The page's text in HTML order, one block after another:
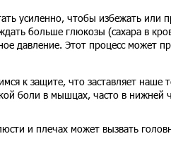
усиленно, чтобы избежать или
больше глюкозы (сахара в
давление. Этот процесс может
к защите, что заставляет наше
боли в мышцах, часто в нижней
и плечах может вызвать